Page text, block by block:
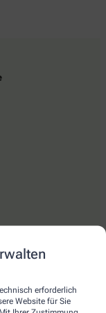
erforderlich
Website für Sie
Apotheke vor Ort.